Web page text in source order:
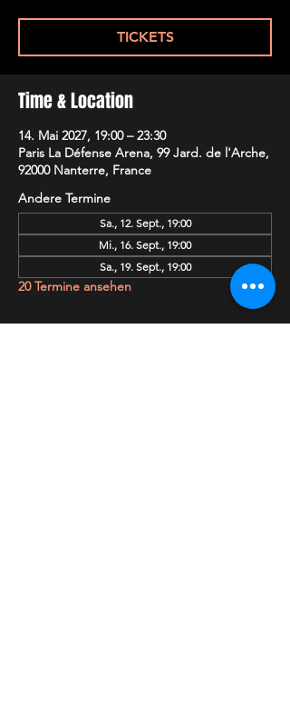
TICKETS
Time & Location
14. Mai 2027, 19:00 – 23:30
Paris La Défense Arena, 99 Jard. de l'Arche,
92000 Nanterre, France
Andere Termine
Sa., 12. Sept., 19:00
Mi., 16. Sept., 19:00
Sa., 19. Sept., 19:00
20 Termine ansehen